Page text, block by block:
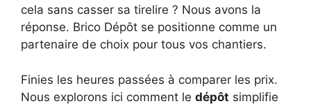
cela sans casser sa tirelire ? Nous avons la
réponse. Brico Dépôt se positionne comme un
partenaire de choix pour tous vos chantiers.
Finies les heures passées à comparer les prix.
Nous explorons ici comment le dépôt simplifie